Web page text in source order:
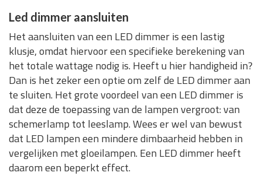
Led dimmer aansluiten
Het aansluiten van een LED dimmer is een lastig
klusje, omdat hiervoor een specifieke berekening van
het totale wattage nodig is. Heeft u hier handigheid in?
Dan is het zeker een optie om zelf de LED dimmer aan
te sluiten. Het grote voordeel van een LED dimmer is
dat deze de toepassing van de lampen vergroot: van
schemerlamp tot leeslamp. Wees er wel van bewust
dat LED lampen een mindere dimbaarheid hebben in
vergelijken met gloeilampen. Een LED dimmer heeft
daarom een beperkt effect.